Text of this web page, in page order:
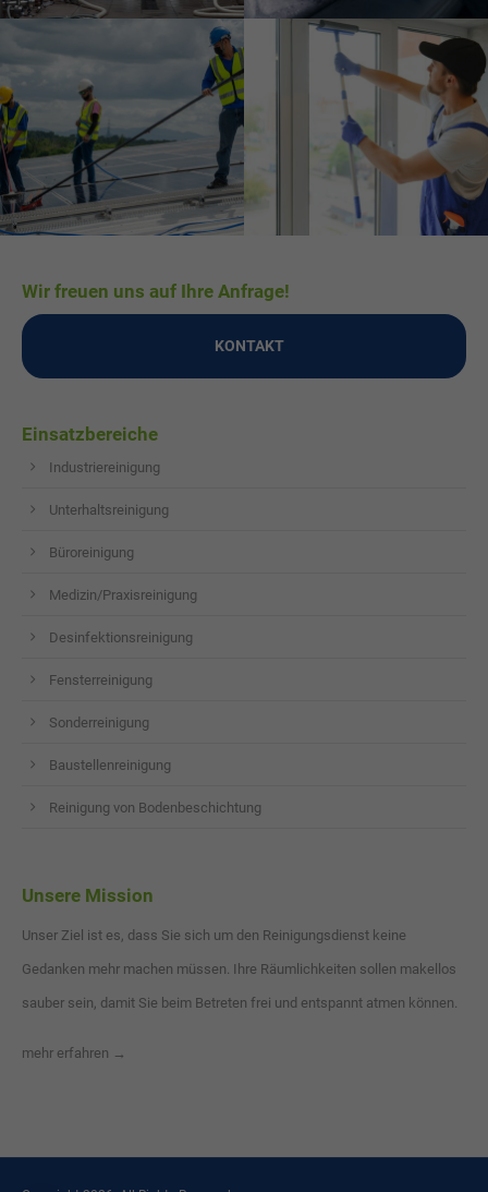
Wir freuen uns auf Ihre Anfrage!
KONTAKT
Einsatzbereiche
Industriereinigung
Unterhaltsreinigung
Büroreinigung
Medizin/Praxisreinigung
Desinfektionsreinigung
Fensterreinigung
Sonderreinigung
Baustellenreinigung
Reinigung von Bodenbeschichtung
Unsere Mission
Unser Ziel ist es, dass Sie sich um den Reinigungsdienst keine
Gedanken mehr machen müssen. Ihre Räumlichkeiten sollen makellos
sauber sein, damit Sie beim Betreten frei und entspannt atmen können.
mehr erfahren →